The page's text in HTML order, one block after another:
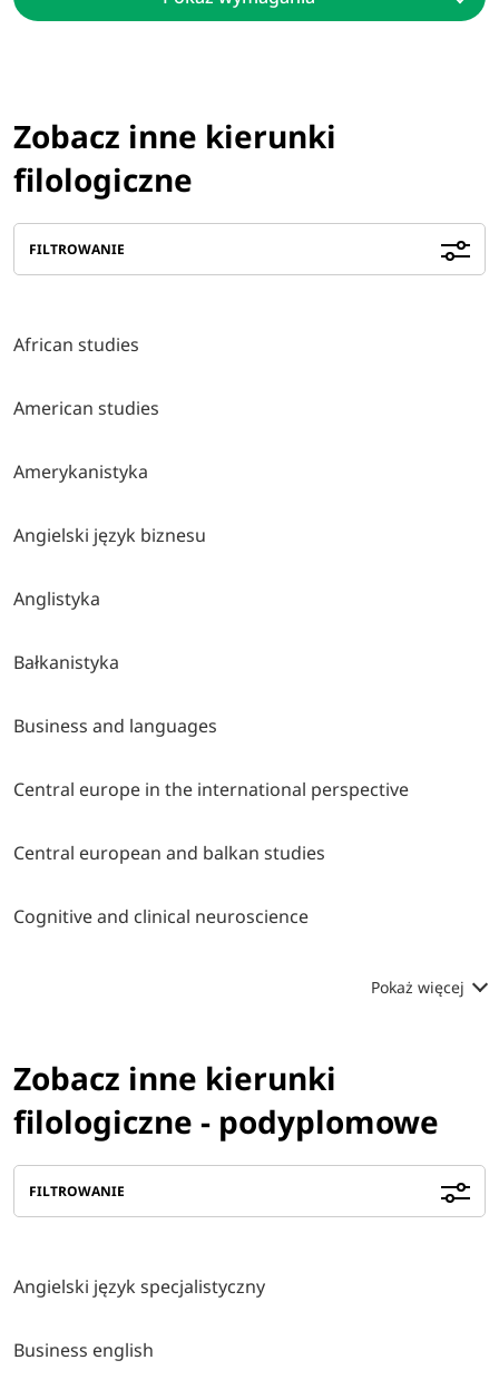
Zobacz inne kierunki
filologiczne
FILTROWANIE
African studies
American studies
Amerykanistyka
Angielski język biznesu
Anglistyka
Bałkanistyka
Business and languages
Central europe in the international perspective
Central european and balkan studies
Cognitive and clinical neuroscience
Pokaż więcej
Zobacz inne kierunki
filologiczne - podyplomowe
FILTROWANIE
Angielski język specjalistyczny
Business english